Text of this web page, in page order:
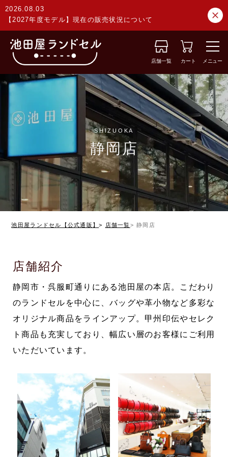
2026.08.03
【2027年度モデル】現在の販売状況について
店舗一覧 カート メニュー
SHIZUOKA
静岡店
池田屋ランドセル【公式通販】 店舗一覧 静岡店
店舗紹介
静岡市・呉服町通りにある池田屋の本店。こだわり
のランドセルを中心に、バッグや革小物など多彩な
オリジナル商品をラインアップ。甲州印伝やセレク
ト商品も充実しており、幅広い層のお客様にご利用
いただいています。